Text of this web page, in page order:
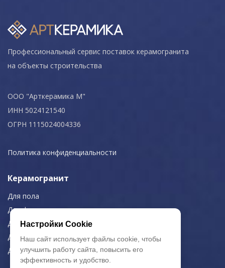
Профессиональный сервис поставок керамогранита
на объекты строительства
ООО "Арткерамика М"
ИНН 5024121540
ОГРН 1115024004336
Политика конфиденциальности
Керамогранит
Для пола
Для фасада
Для дома/офиса
Для МОП
Для улицы
Настройки Cookie
Наш сайт использует файлы cookie, чтобы
улучшить работу сайта, повысить его
эффективность и удобство.